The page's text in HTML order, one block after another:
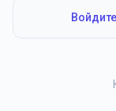
Войдите